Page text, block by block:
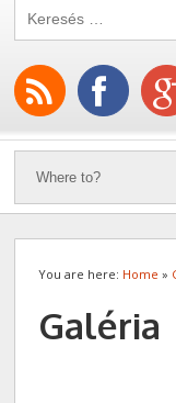
You are here: Home »
Galéria